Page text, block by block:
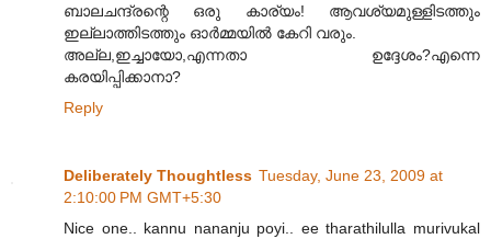
ബാലചന്ദ്രന്റെ ഒരു കാര്യം! ആവശ്യമുള്ളിടത്തും
ഇല്ലാത്തിടത്തും ഓർമ്മയിൽ കേറി വരും.
അല്ല,ഇച്ചായോ,എന്നതാ ഉദ്ദേശം?എന്നെ
കരയിപ്പിക്കാനാ?
Reply
Deliberately Thoughtless Tuesday, June 23, 2009 at
2:10:00 PM GMT+5:30
Nice one.. kannu nananju poyi.. ee tharathilulla murivukal